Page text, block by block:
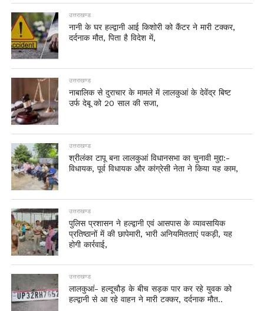
उत्तराखण्ड
नानी के घर हल्द्वानी आई किशोरी को कैंटर ने मारी टक्कर,
दर्दनाक मौत, पिता है विदेश में,
उत्तराखण्ड
नाबालिक से दुराचार के मामले में लालकुआं के देवेंद्र बिष्ट
उर्फ देबू को 20 साल की सजा,
उत्तराखण्ड
श्रीलंका टापू बना लालकुआं विधानसभा का चुनावी मुद्दा:-
विधायक, पूर्व विधायक और कांग्रेसी नेता ने किया यह काम,
उत्तराखण्ड
पुलिस प्रशासन ने हल्द्वानी एवं आसपास के व्यावसायिक
प्रतिष्ठानों में की छापेमारी, भारी अनियमितताएं पकड़ी, यह
होगी कार्रवाई,
उत्तराखण्ड
लालकुआं- हल्दूचौड़ के बीच सड़क पार कर रहे युवक को
हल्द्वानी से आ रहे वाहन ने मारी टक्कर, दर्दनाक मौत..